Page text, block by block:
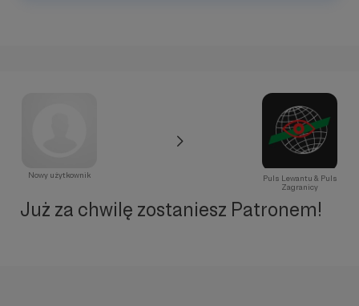
Nowy użytkownik
Puls Lewantu & Puls
Zagranicy
Już za chwilę zostaniesz Patronem!